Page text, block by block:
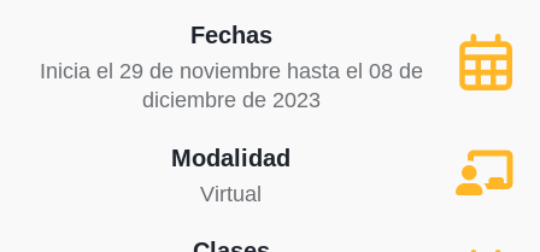
Fechas
Inicia el 29 de noviembre hasta el 08 de
diciembre de 2023
Modalidad
Virtual